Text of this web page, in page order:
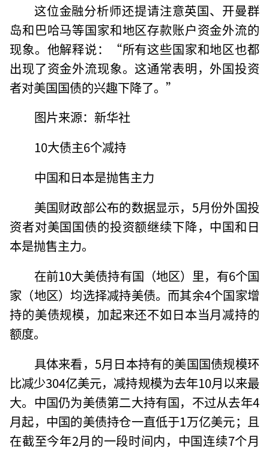
这位金融分析师还提请注意英国、开曼群
岛和巴哈马等国家和地区存款账户资金外流的
现象。他解释说：“所有这些国家和地区也都
出现了资金外流现象。这通常表明，外国投资
者对美国国债的兴趣下降了。”
图片来源：新华社
10大债主6个减持
中国和日本是抛售主力
美国财政部公布的数据显示，5月份外国投
资者对美国国债的投资额继续下降，中国和日
本是抛售主力。
在前10大美债持有国（地区）里，有6个国
家（地区）均选择减持美债。而其余4个国家增
持的美债规模，加起来还不如日本当月减持的
额度。
具体来看，5月日本持有的美国国债规模环
比减少304亿美元，减持规模为去年10月以来最
大。中国仍为美债第二大持有国，不过从去年4
月起，中国的美债持仓一直低于1万亿美元；且
在截至今年2月的一段时间内，中国连续7个月